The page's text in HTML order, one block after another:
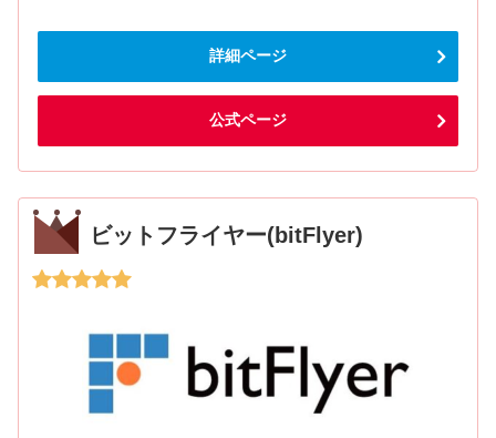
詳細ページ
公式ページ
ビットフライヤー(bitFlyer)